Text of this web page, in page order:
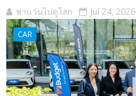
พาแว่นไปดูโลก Jul 24, 2026
CAR